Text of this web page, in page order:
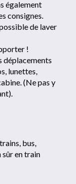
également
consignes.
de laver
!
déplacements
lunettes,
(Ne pas y
bus,
en train